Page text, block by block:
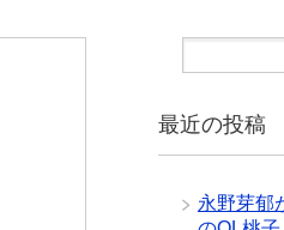
最近の投稿
永野芽郁